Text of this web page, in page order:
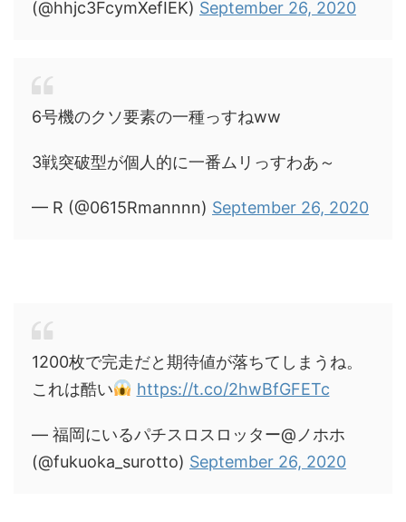
(@hhjc3FcymXefIEK) September 26, 2020
6号機のクソ要素の一種っすねww
3戦突破型が個人的に一番ムリっすわあ～
— R (@0615Rmannnn) September 26, 2020
1200枚で完走だと期待値が落ちてしまうね。
これは酷い
https://t.co/2hwBfGFETc
— 福岡にいるパチスロスロッター@ノホホ
(@fukuoka_surotto) September 26, 2020